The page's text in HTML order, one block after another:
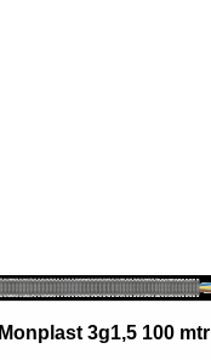
Utsolgt
Monplast 3g1,5 100 mtr